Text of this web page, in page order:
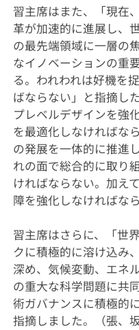
習主席はまた、「現在
革が加速的に進展し、
の最先端領域に一層の
なイノベーションの重
る。われわれは好機を
ばならない」と指摘し
プレベルデザインを強
を最適化しなければな
の発展を一体的に推進
れの面で総合的に取り
ければならない。加え
障を強化しなければな
習主席はさらに、「世
クに積極的に溶け込み
深め、気候変動、エネ
の重大な科学問題に共
術ガバナンスに積極的
指摘しました。（張、坂